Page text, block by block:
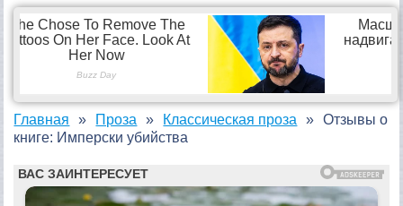
Главная Проза Классическая проза
Отзывы о
книге: Имперски убийства